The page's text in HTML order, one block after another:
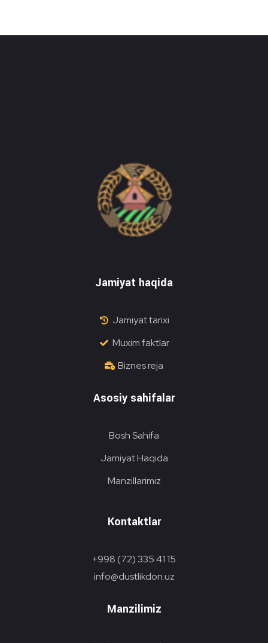
Jamiyat haqida
Jamiyat tarixi
Muxim faktlar
Biznes reja
Asosiy sahifalar
Bosh Sahifa
Jamiyat Haqida
Manzillarimiz
Kontaktlar
+998 (72) 335 41 15
info@dustlikdon.uz
Manzilimiz